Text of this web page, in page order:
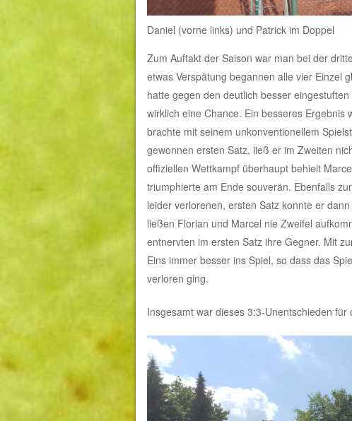
Daniel (vorne links) und Patrick im Doppel
Zum Auftakt der Saison war man bei der
etwas Verspätung begannen alle vier Einzel
hatte gegen den deutlich besser
wirklich eine Chance. Ein besseres
brachte mit seinem unkonventionellem
gewonnen ersten Satz, ließ er im Zweiten
offiziellen Wettkampf überhaupt behielt
triumphierte am Ende souverän. Ebenfalls
leider verlorenen, ersten Satz konnte er
ließen Florian und Marcel nie Zweifel
entnervten im ersten Satz ihre Gegner. Mit
Eins immer besser ins Spiel, so dass das
verloren ging.
Insgesamt war dieses 3:3-Unentschieden